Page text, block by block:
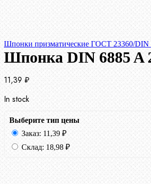
Шпонки призматические ГОСТ 23360/DIN
Шпонка DIN 6885 A
11,39 ₽
In stock
Выберите тип цены
Заказ: 11,39 ₽
Склад: 18,98 ₽